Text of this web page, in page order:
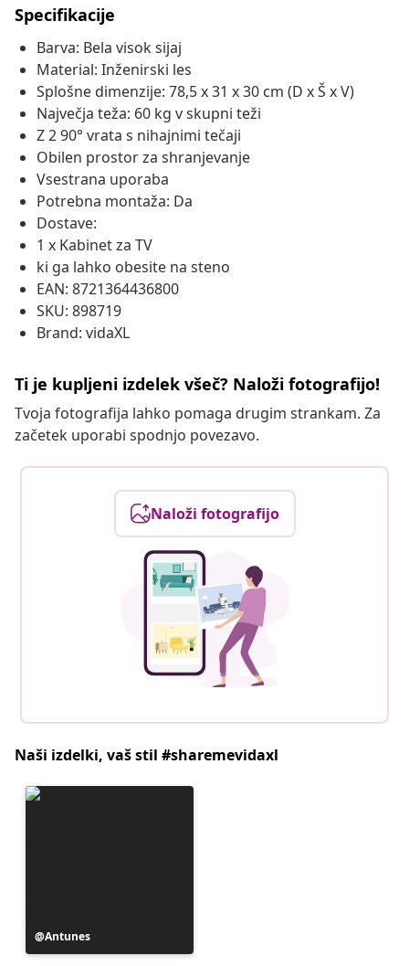
Specifikacije
Barva: Bela visok sijaj
Material: Inženirski les
Splošne dimenzije: 78,5 x 31 x 30 cm (D x Š x V)
Največja teža: 60 kg v skupni teži
Z 2 90° vrata s nihajnimi tečaji
Obilen prostor za shranjevanje
Vsestrana uporaba
Potrebna montaža: Da
Dostave:
1 x Kabinet za TV
ki ga lahko obesite na steno
EAN: 8721364436800
SKU: 898719
Brand: vidaXL
Ti je kupljeni izdelek všeč? Naloži fotografijo!
Tvoja fotografija lahko pomaga drugim strankam. Za
začetek uporabi spodnjo povezavo.
Naloži fotografijo
Naši izdelki, vaš stil #sharemevidaxl
Objavo
je
Antunes